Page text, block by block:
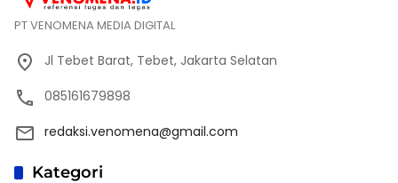
PT VENOMENA MEDIA DIGITAL
Jl Tebet Barat, Tebet, Jakarta Selatan
085161679898
redaksi.venomena@gmail.com
Kategori